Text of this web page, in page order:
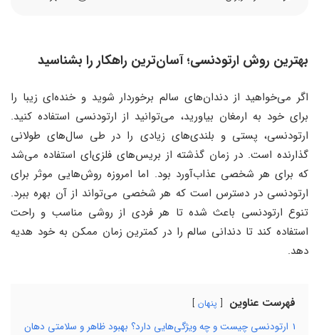
بهترین روش ارتودنسی؛ آسان‌ترین راهکار را بشناسید
اگر می‌خواهید از دندان‌های سالم برخوردار شوید و خنده‌ای زیبا را
برای خود به ارمغان بیاورید، می‌توانید از ارتودنسی استفاده کنید.
ارتودنسی، پستی و بلندی‌های زیادی را در طی سال‌های طولانی
گذارنده است. در زمان گذشته‌ از بریس‌های فلزی‌ای استفاده می‌شد
که برای هر شخصی عذاب‌آورد بود. اما امروزه روش‌هایی موثر برای
ارتودنسی در دسترس است که هر شخصی می‌تواند از آن بهره ببرد.
تنوع ارتودنسی باعث شده تا هر فردی از روشی مناسب و راحت
استفاده کند تا دندانی سالم را در کمترین زمان ممکن به خود هدیه
دهد.
فهرست عناوین پنهان
1 ارتودنسی چیست و چه ویژگی‌هایی دارد؟ بهبود ظاهر و سلامتی دهان